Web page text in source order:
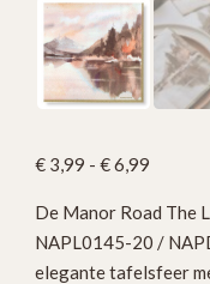
€ 3,99 - €6,99
tot
€ 6,99
De Manor Road The
NAPL0145-20 /
elegante tafelsfeer